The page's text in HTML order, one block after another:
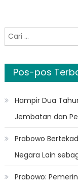
Cari
untuk:
Pos-pos
Hampir Dua
Jembatan dan
Prabowo
Negara Lain
Prabowo: